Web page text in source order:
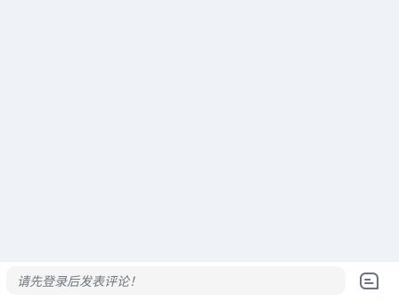
请先登录后发表评论！